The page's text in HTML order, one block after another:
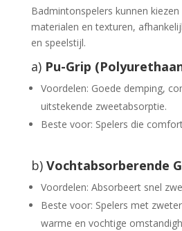
Badmintonspelers kunnen
materialen en texturen,
en speelstijl.
a) Pu-Grip
Voordelen: Goede demping,
uitstekende zweetabsorptie.
Beste voor: Spelers die
b) Vochtabsorberende
Voordelen: Absorbeert snel
Beste voor: Spelers met
warme en vochtige